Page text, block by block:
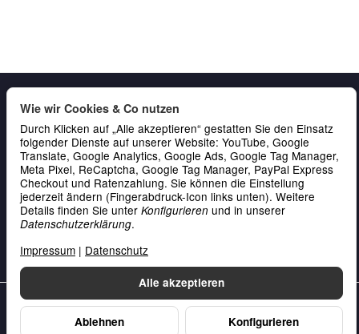
Gesetzliche Informationen
Service & Kontakt
Zahlung
Unsere Datenschutzerklärung•Unser Impressum
Alle akzeptieren
Ablehnen Konfigurieren
Wie wir Cookies & Co nutzen
Durch Klicken auf „Alle akzeptieren“ gestatten Sie den Einsatz
folgender Dienste auf unserer Website: YouTube, Google
Translate, Google Analytics, Google Ads, Google Tag Manager,
Meta Pixel, ReCaptcha, Google Tag Manager, PayPal Express
Checkout und Ratenzahlung. Sie können die Einstellung
jederzeit ändern (Fingerabdruck-Icon links unten). Weitere
Details finden Sie unter Konfigurieren und in unserer
Datenschutzerklärung.
Impressum | Datenschutz